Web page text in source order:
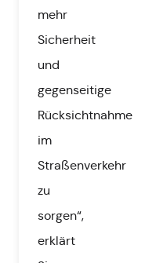
mehr
Sicherheit
und
gegenseitige
Rücksichtnahme
im
Straßenverkehr
zu
sorgen“,
erklärt